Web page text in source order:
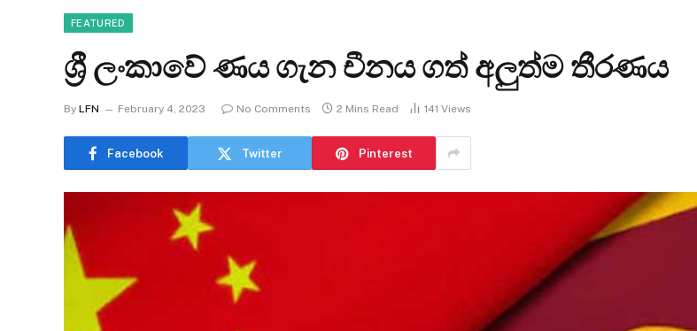
FEATURED
ශ්‍රී ලංකාවේ ණය ගැන චීනය ගත් අලුත්ම තීරණය
By LFN February 4, 2023 No Comments 2 Mins Read 141 Views
Facebook Twitter Pinterest